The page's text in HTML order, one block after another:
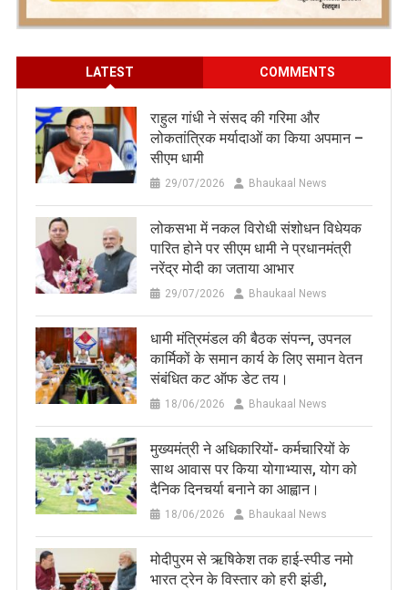
LATEST COMMENTS
राहुल गांधी ने संसद की गरिमा और
लोकतांत्रिक मर्यादाओं का किया अपमान –
सीएम धामी
29/07/2026 Bhaukaal News
लोकसभा में नकल विरोधी संशोधन विधेयक
पारित होने पर सीएम धामी ने प्रधानमंत्री
नरेंद्र मोदी का जताया आभार
29/07/2026 Bhaukaal News
धामी मंत्रिमंडल की बैठक संपन्न, उपनल
कार्मिकों के समान कार्य के लिए समान वेतन
संबंधित कट ऑफ डेट तय।
18/06/2026 Bhaukaal News
मुख्यमंत्री ने अधिकारियों- कर्मचारियों के
साथ आवास पर किया योगाभ्यास, योग को
दैनिक दिनचर्या बनाने का आह्वान।
18/06/2026 Bhaukaal News
मोदीपुरम से ऋषिकेश तक हाई‑स्पीड नमो
भारत ट्रेन के विस्तार को हरी झंडी,